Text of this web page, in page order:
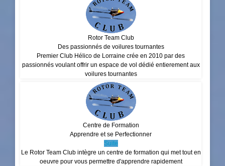
Rotor Team Club
Des passionnés de voilures tournantes
Premier Club Hélico de Lorraine crée en 2010 par des
passionnés voulant offrir un espace de vol dédié entierement aux
voilures tournantes
Centre de Formation
Apprendre et se Perfectionner
Suite
Le Rotor Team Club intègre un centre de formation qui met tout en
oeuvre pour vous permettre d'apprendre rapidement